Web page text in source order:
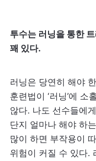
투수는 러닝을 통한
꽤 있다.
러닝은 당연히 해야
훈련법이 ‘러닝’에 소
않다. 나도 선수들에
단지 얼마나 해야 하
많이 하면 부작용이
위험이 커질 수 있다.